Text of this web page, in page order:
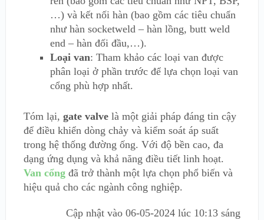
…) và kết nối hàn (bao gồm các tiêu chuẩn
như hàn socketweld – hàn lồng, butt weld
end – hàn đối đầu,…).
Loại van: Tham khảo các loại van được
phân loại ở phần trước để lựa chọn loại van
cổng phù hợp nhất.
Tóm lại, gate valvelà một giải pháp đáng tin cậy
để điều khiển dòng chảy và kiểm soát áp suất
trong hệ thống đường ống. Với độ bền cao, đa
dạng ứng dụng và khả năng điều tiết linh hoạt.
Van cổngđã trở thành một lựa chọn phổ biến và
hiệu quả cho các ngành công nghiệp.
Cập nhật vào06-05-2024 lúc 10:13 sáng